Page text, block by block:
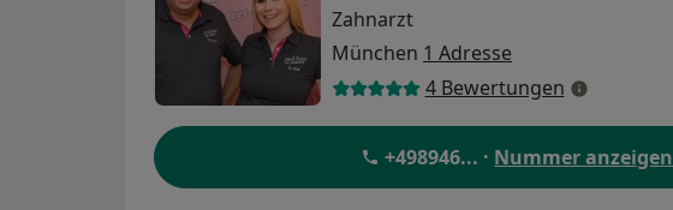
Zahnarzt
München 1 Adresse
4 Bewertungen
+498946... · Nummer anzeigen